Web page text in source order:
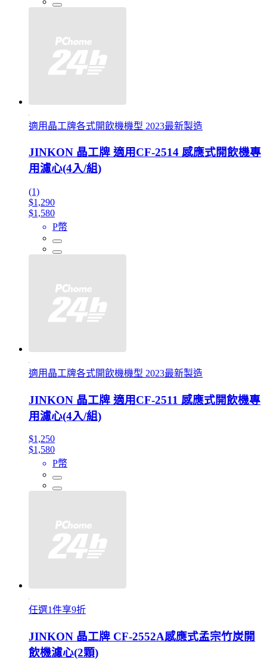
適用晶工牌各式開飲機機型 2023最新製造
JINKON 晶工牌 適用CF-2514 感應式開飲機專
用濾心(4入/組)
(1)
$1,290
$1,580
P幣
適用晶工牌各式開飲機機型 2023最新製造
JINKON 晶工牌 適用CF-2511 感應式開飲機專
用濾心(4入/組)
$1,250
$1,580
P幣
任選1件享9折
JINKON 晶工牌 CF-2552A感應式孟宗竹炭開
飲機濾心(2顆)